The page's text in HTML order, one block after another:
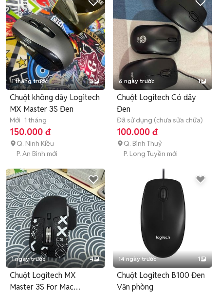
1 tháng trước 3
Chuột không dây Logitech
MX Master 3S Đen
Mới 1 tháng
150.000 đ
Q. Ninh Kiều
P. An Bình mới
6 ngày trước 1
Chuột Logitech Có dây
Đen
Đã sử dụng (chưa sửa chữa)
100.000 đ
Q. Bình Thuỷ
P. Long Tuyền mới
1 ngày trước 4
Chuột Logitech MX
Master 3S For Mac
14 ngày trước 1
Chuột Logitech B100 Đen
Văn phòng